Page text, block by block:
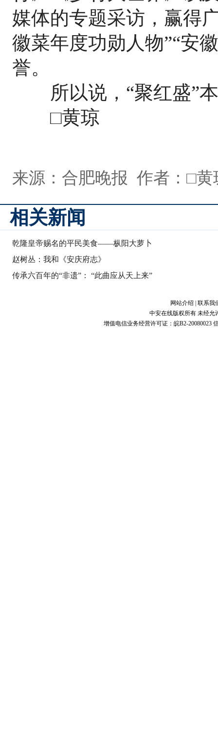
媒体的专题采访，赢得
徽菜年度功勋人物”“安
誉。
所以说，“聚红盛”本
□黄琼
来源：合肥晚报 作者：□黄
相关新闻
乾隆皇帝赐名的平民美食——枞阳大萝卜
赵树丛：我和《安庆府志》
传承六百年的“非遗”： “此曲应从天上来”
网站介绍 | 联系我
中安在线版权所有 未经
增值电信业务经营许可证：皖B2-20080023